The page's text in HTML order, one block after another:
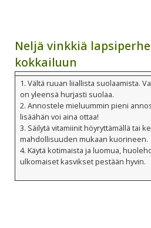
Neljä vinkkiä
kokkailuun
1. Vältä ruuan liiallista suolaamista.
on yleensä hurjasti suolaa.
2. Annostele mieluummin pieni
lisäähän voi aina ottaa!
3. Säilytä vitamiinit höyryttämällä tai
mahdollisuuden mukaan kuorineen.
4. Käytä kotimaista ja luomua,
ulkomaiset kasvikset pestään hyvin.